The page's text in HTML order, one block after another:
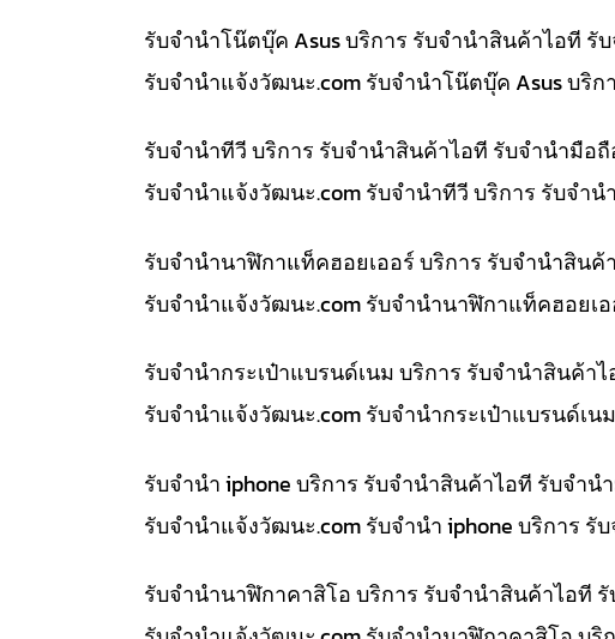
รับจำนำโน๊ตบุ๊ค Asus บริการ รับจำนำสินค้าไอที
รับจํานําแจ้งวัฒนะ.com รับจำนำโน๊ตบุ๊ค Asus บริ
รับจำนำทีวี บริการ รับจำนำสินค้าไอที รับจำนำมือ
รับจํานําแจ้งวัฒนะ.com รับจำนำทีวี บริการ รับจำ
รับจำนำนาฬิกาแท็คฮอยเออร์ บริการ รับจำนำสิน
รับจํานําแจ้งวัฒนะ.com รับจำนำนาฬิกาแท็คฮอยเ
รับจำนำกระเป๋าแบรนด์เนม บริการ รับจำนำสินค้
รับจํานําแจ้งวัฒนะ.com รับจำนำกระเป๋าแบรนด์เ
รับจำนำ iphone บริการ รับจำนำสินค้าไอที รับจำ
รับจํานําแจ้งวัฒนะ.com รับจำนำ iphone บริการ
รับจำนำนาฬิกาคาสิโอ บริการ รับจำนำสินค้าไอที